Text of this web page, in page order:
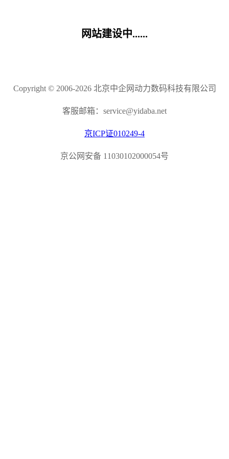
网站建设中......
Copyright © 2006-2026 北京中企网动力数码科技有限公司
客服邮箱：service@yidaba.net
京ICP证010249-4
京公网安备 11030102000054号